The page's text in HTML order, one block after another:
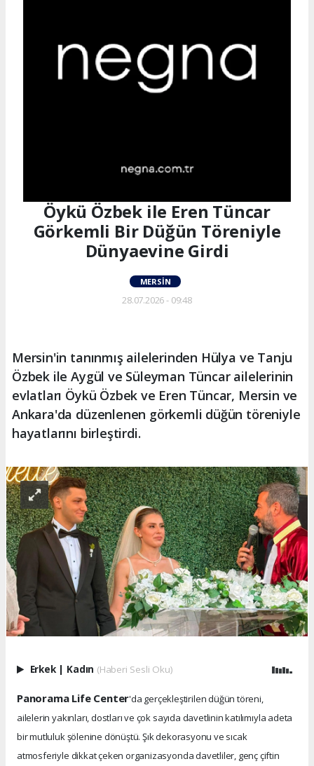
Öykü Özbek ile Eren Tüncar
Görkemli Bir Düğün Töreniyle
Dünyaevine Girdi
MERSIN
28.07.2026 - 09:48
Mersin'in tanınmış ailelerinden Hülya ve Tanju
Özbek ile Aygül ve Süleyman Tüncar ailelerinin
evlatları Öykü Özbek ve Eren Tüncar, Mersin ve
Ankara'da düzenlenen görkemli düğün töreniyle
hayatlarını birleştirdi.
Erkek | Kadın (Haberi Sesli Oku)
Panorama Life Center'da gerçekleştirilen düğün töreni,
ailelerin yakınları, dostları ve çok sayıda davetlinin katılımıyla adeta
bir mutluluk şölenine dönüştü. Şık dekorasyonu ve sıcak
atmosferiyle dikkat çeken organizasyonda davetliler, genç çiftin